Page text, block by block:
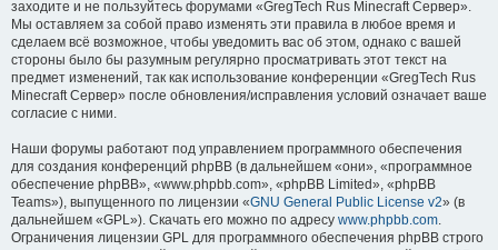
заходите и не пользуйтесь форумами «GregTech Rus Minecraft Сервер».
Мы оставляем за собой право изменять эти правила в любое время и
сделаем всё возможное, чтобы уведомить вас об этом, однако с вашей
стороны было бы разумным регулярно просматривать этот текст на
предмет изменений, так как использование конференции «GregTech Rus
Minecraft Сервер» после обновления/исправления условий означает ваше
согласие с ними.
Наши форумы работают под управлением программного обеспечения
для создания конференций phpBB (в дальнейшем «они», «программное
обеспечение phpBB», «www.phpbb.com», «phpBB Limited», «phpBB
Teams»), выпущенного по лицензии «GNU General Public License v2» (в
дальнейшем «GPL»). Скачать его можно по адресу www.phpbb.com.
Ограничения лицензии GPL для программного обеспечения phpBB строго